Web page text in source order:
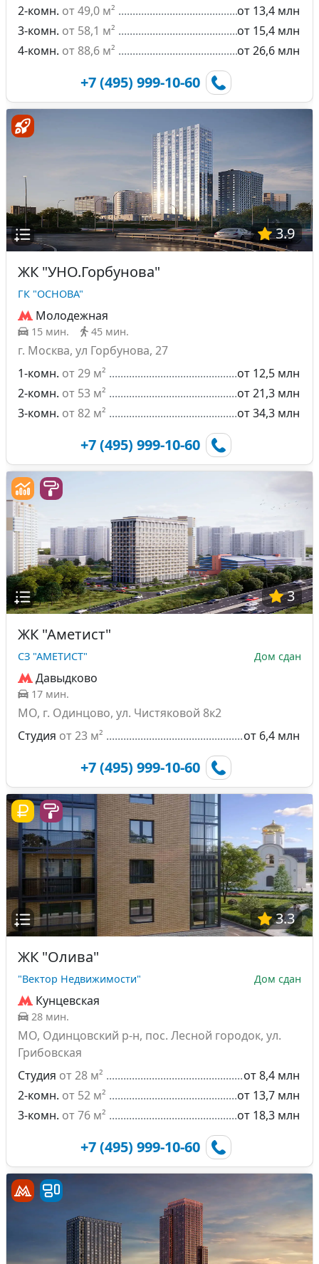
2-комн. от 49,0 м²
от 13,4 млн
3-комн. от 58,1 м²
от 15,4 млн
4-комн. от 88,6 м² от 26,6 млн
+7 (495) 999-10-60
3.9
ЖК "УНО.Горбунова"
ГК "ОСНОВА"
Молодежная
15 мин. 45 мин.
г. Москва, ул Горбунова, 27
1-комн. от 29 м²
от 12,5 млн
2-комн. от 53 м²
от 21,3 млн
3-комн. от 82 м² от 34,3 млн
+7 (495) 999-10-60
3
ЖК "Аметист"
СЗ "АМЕТИСТ" Дом сдан
Давыдково
17 мин.
МО, г. Одинцово, ул. Чистяковой 8к2
Студия от 23 м² от 6,4 млн
+7 (495) 999-10-60
3.3
ЖК "Олива"
"Вектор Недвижимости" Дом сдан
Кунцевская
28 мин.
МО, Одинцовский р-н, пос. Лесной городок, ул.
Грибовская
Студия от 28 м²
от 8,4 млн
2-комн. от 52 м²
от 13,7 млн
3-комн. от 76 м² от 18,3 млн
+7 (495) 999-10-60